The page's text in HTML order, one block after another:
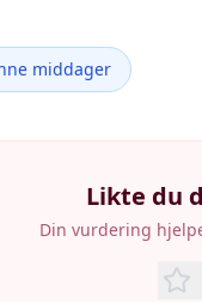
middager
Likte du
Din vurdering